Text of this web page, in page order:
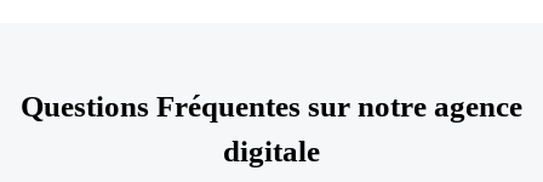
Questions Fréquentes sur notre agence
digitale